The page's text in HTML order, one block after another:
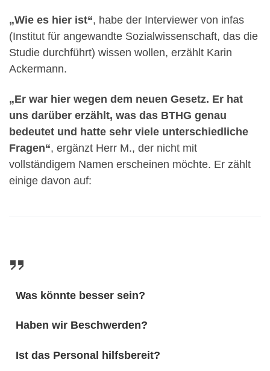
„Wie es hier ist“, habe der Interviewer von infas
(Institut für angewandte Sozialwissenschaft, das die
Studie durchführt) wissen wollen, erzählt Karin
Ackermann.
„Er war hier wegen dem neuen Gesetz. Er hat
uns darüber erzählt, was das BTHG genau
bedeutet und hatte sehr viele unterschiedliche
Fragen“, ergänzt Herr M., der nicht mit
vollständigem Namen erscheinen möchte. Er zählt
einige davon auf:
Was könnte besser sein?
Haben wir Beschwerden?
Ist das Personal hilfsbereit?